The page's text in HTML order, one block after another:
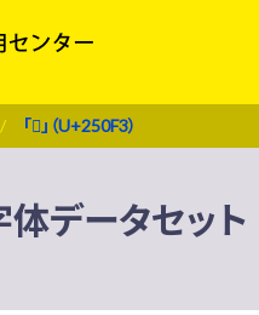
「𥃳」（U+250F3）
体データセット